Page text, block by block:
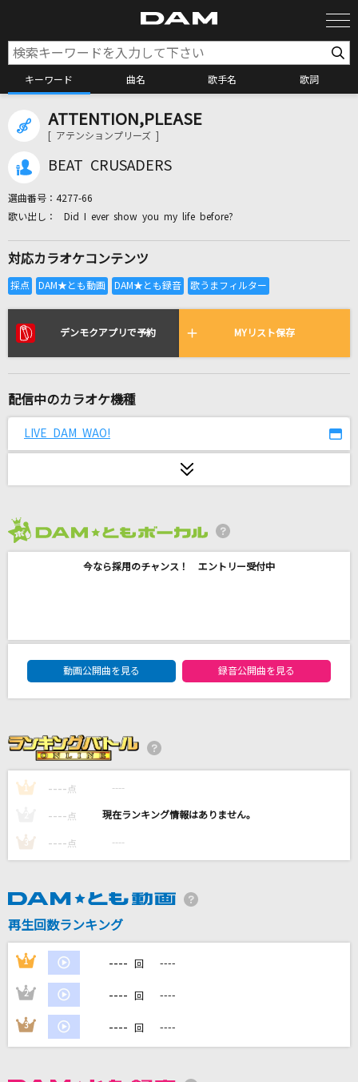
キーワード 曲名 歌手名 歌詞
カラオケ検索
全国りれき
リアルタイムで歌われている曲の一覧
365日の紙飛行機
トレセン音頭
マイヤベガ(CV.咲々木瞳)・イナリワン(CV.井上遥乃)・サトノダイヤモン
ド(CV.立花日菜)・キタサンブラック(CV.矢野妃菜喜)・ヤエノムテキ(CV.
日原あゆみ)・サクラローレル(CV.真野美月)…
Remember
月見ヤチヨ(cv.早見沙織)
Subtitle
大声ダイヤモンド
AKB48
[生音]有心論
RADWIMPS
すずきまゆみ
イエスタデイ
Official髭男dism
DAMの新曲・ランキングなど
ATTENTION,PLEASE
[ アテンションプリーズ ]
BEAT CRUSADERS
選曲番号： 4277-66
Did I ever show you my life before?
対応カラオケコンテンツ
デンモクアプリで予約 MYリスト保存
配信中のカラオケ機種
LIVE DAM WAO!
今なら採用のチャンス！ エントリー受付中
DAM★ともボーカルエントリーランキング
動画公開曲を見る
録音公開曲を見る
1 ---- 点 ----
---- 点 ----
3 ---- 点 ----
再生回数ランキング
1 ---- 回 ----
2 ---- 回 ----
3 ---- 回 ----